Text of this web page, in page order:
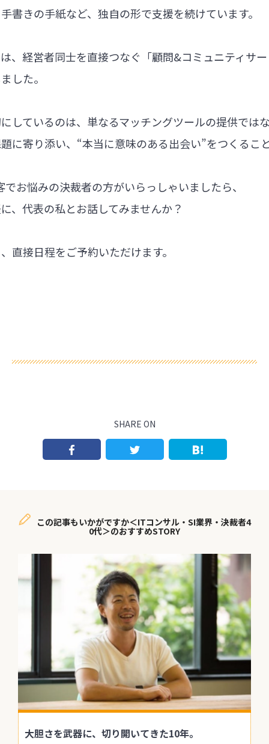
書きの手紙など、独自の形で支援を続けています。
、経営者同士を直接つなぐ「顧問&コミュニティサ
した。
しているのは、単なるマッチングツールの提供では
に寄り添い、“本当に意味のある出会い”をつくるこ
お悩みの決裁者の方がいらっしゃいましたら、
、代表の私とお話してみませんか？
直接日程をご予約いただけます。
SHARE ON
この記事もいかがですか＜ITコンサル・SI業界・決裁者4
0代＞のおすすめSTORY
大胆さを武器に、切り開いてきた10年。